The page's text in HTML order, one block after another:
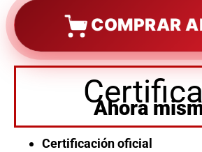
COMPRAR
Ahora
Certificación oficial